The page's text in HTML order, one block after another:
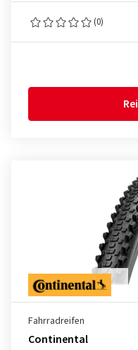
(0)
Fahrradreifen
Continental